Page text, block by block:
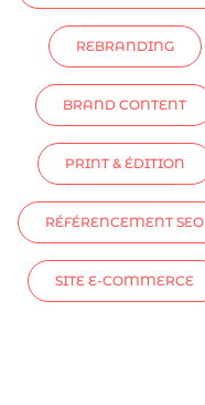
REBRANDING
BRAND CONTENT
PRINT & ÉDITION
RÉFÉRENCEMENT SEO
SITE E-COMMERCE